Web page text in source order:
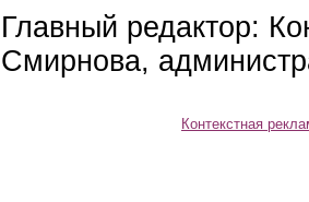
Главный редактор:
Смирнова,
Контекстная